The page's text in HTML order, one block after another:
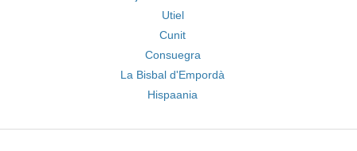
Utiel
Cunit
Consuegra
La Bisbal d'Empordà
Hispaania